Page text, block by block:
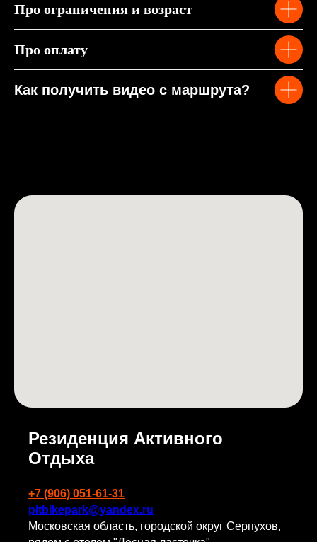
Про ограничения и возраст
Про оплату
Как получить видео с маршрута?
Резиденция Активного
Отдыха
+7 (906) 051-61-31
pitbikepark@yandex.ru
Московская область, городской округ Серпухов,